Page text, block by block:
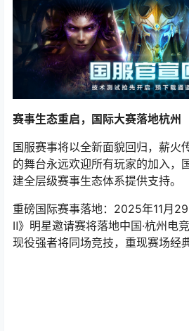
赛事生态重启，国际大赛落地杭州
国服赛事将以全新面貌回归，薪火
的舞台永远欢迎所有玩家的加入，
建全层级赛事生态体系提供支持。
重磅国际赛事落地：2025年11月
Ⅱ》明星邀请赛将落地中国·杭州电
现役强者将同场竞技，重现赛场经